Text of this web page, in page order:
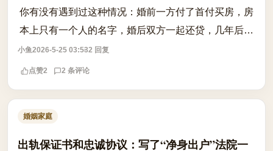
你有没有遇到过这种情况：婚前一方付了首付买房，房
本上只有一个人的名字，婚后双方一起还贷，几年后感
情破裂离婚，才发现房子的分割远不像‘一人一半’那么
简单？ 根据《民法典》第1062条和第1...
小鱼2026-5-25 03:532 回复
点赞2 2 条评论
婚姻家庭
出轨保证书和忠诚协议：写了“净身出户”法院一